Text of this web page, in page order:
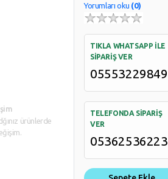
ürünlerde
Yorumları oku (0)
TIKLA WHATSAPP İLE
SİPARİŞ VER
05553229849
TELEFONDA SİPARİŞ
VER
05362536223